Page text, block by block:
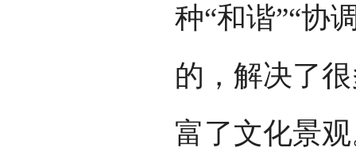
种“和谐”“协
的，解决了
富了文化景